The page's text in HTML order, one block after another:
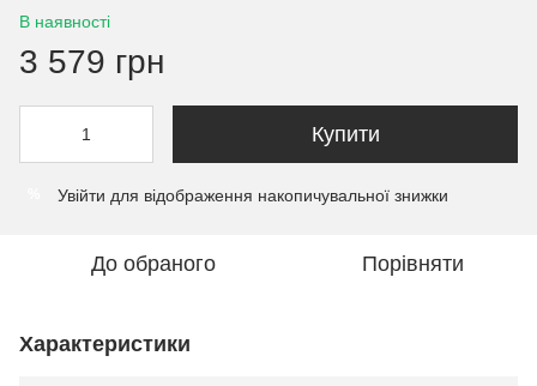
В наявності
3 579 грн
Купити
Увійти для відображення накопичувальної знижки
До обраного Порівняти
Характеристики